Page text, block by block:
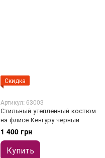
Скидка
Артикул: 63003
Стильный утепленный костюм
на флисе Кенгуру черный
1 400 грн
Купить